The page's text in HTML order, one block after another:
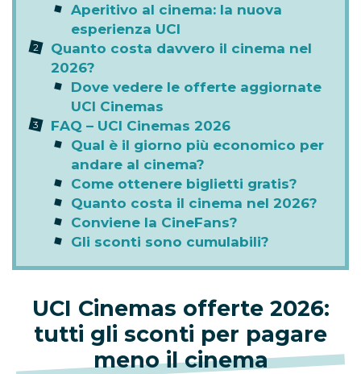
Aperitivo al cinema: la nuova
esperienza UCI
Quanto costa davvero il cinema nel
2026?
Dove vedere le offerte aggiornate
UCI Cinemas
FAQ – UCI Cinemas 2026
Qual è il giorno più economico per
andare al cinema?
Come ottenere biglietti gratis?
Quanto costa il cinema nel 2026?
Conviene la CineFans?
Gli sconti sono cumulabili?
UCI Cinemas offerte 2026:
tutti gli sconti per pagare
meno il cinema